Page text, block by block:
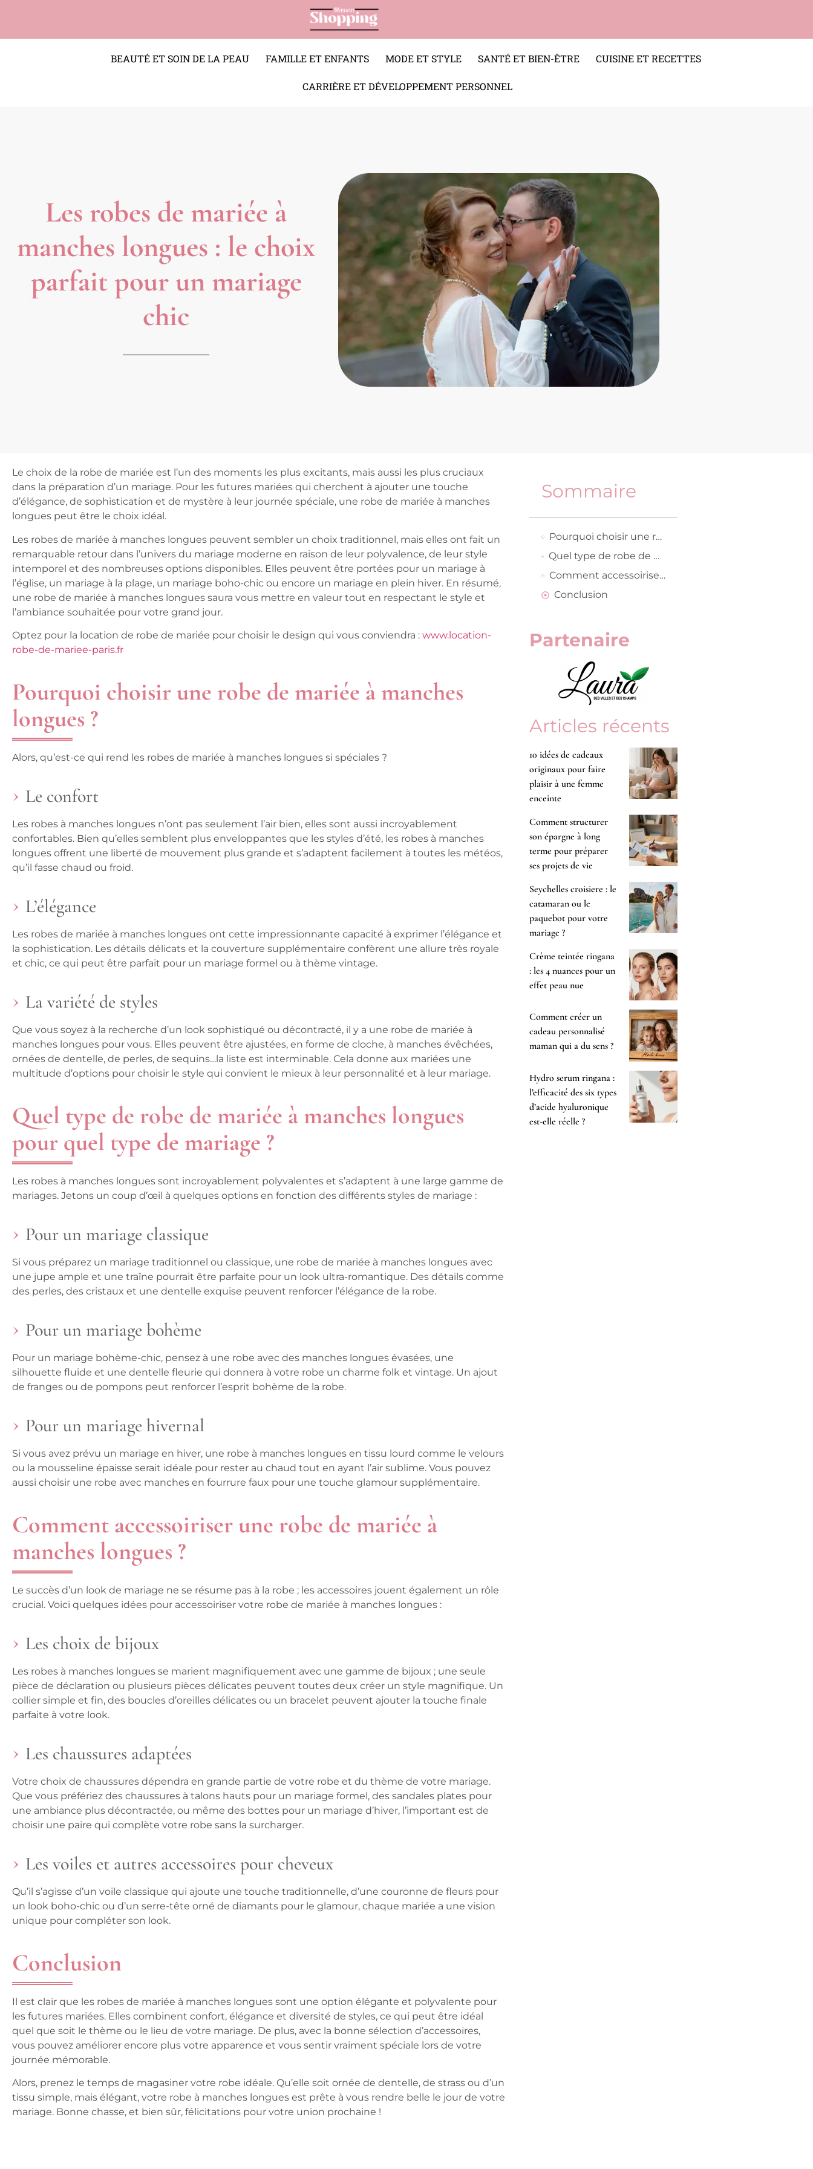
BEAUTÉ ET SOIN DE LA PEAU FAMILLE ET ENFANTS MODE ET STYLE SANTÉ ET BIEN-ÊTRE CUISINE ET RECETTES
CARRIÈRE ET DÉVELOPPEMENT PERSONNEL
Les robes de mariée à
manches longues : le choix
parfait pour un mariage
chic
Le choix de la robe de mariée est l’un des moments les plus excitants, mais aussi les plus cruciaux
dans la préparation d’un mariage. Pour les futures mariées qui cherchent à ajouter une touche
d’élégance, de sophistication et de mystère à leur journée spéciale, une robe de mariée à manches
longues peut être le choix idéal.
Les robes de mariée à manches longues peuvent sembler un choix traditionnel, mais elles ont fait un
remarquable retour dans l’univers du mariage moderne en raison de leur polyvalence, de leur style
intemporel et des nombreuses options disponibles. Elles peuvent être portées pour un mariage à
l’église, un mariage à la plage, un mariage boho-chic ou encore un mariage en plein hiver. En résumé,
une robe de mariée à manches longues saura vous mettre en valeur tout en respectant le style et
l’ambiance souhaitée pour votre grand jour.
Optez pour la location de robe de mariée pour choisir le design qui vous conviendra : www.location-
robe-de-mariee-paris.fr
Pourquoi choisir une robe de mariée à manches
longues ?
Alors, qu’est-ce qui rend les robes de mariée à manches longues si spéciales ?
Le confort
Les robes à manches longues n’ont pas seulement l’air bien, elles sont aussi incroyablement
confortables. Bien qu’elles semblent plus enveloppantes que les styles d’été, les robes à manches
longues offrent une liberté de mouvement plus grande et s’adaptent facilement à toutes les météos,
qu’il fasse chaud ou froid.
L’élégance
Les robes de mariée à manches longues ont cette impressionnante capacité à exprimer l’élégance et
la sophistication. Les détails délicats et la couverture supplémentaire confèrent une allure très royale
et chic, ce qui peut être parfait pour un mariage formel ou à thème vintage.
La variété de styles
Que vous soyez à la recherche d’un look sophistiqué ou décontracté, il y a une robe de mariée à
manches longues pour vous. Elles peuvent être ajustées, en forme de cloche, à manches évêchées,
ornées de dentelle, de perles, de sequins…la liste est interminable. Cela donne aux mariées une
multitude d’options pour choisir le style qui convient le mieux à leur personnalité et à leur mariage.
Quel type de robe de mariée à manches longues
pour quel type de mariage ?
Les robes à manches longues sont incroyablement polyvalentes et s’adaptent à une large gamme de
mariages. Jetons un coup d’œil à quelques options en fonction des différents styles de mariage :
Pour un mariage classique
Si vous préparez un mariage traditionnel ou classique, une robe de mariée à manches longues avec
une jupe ample et une traîne pourrait être parfaite pour un look ultra-romantique. Des détails comme
des perles, des cristaux et une dentelle exquise peuvent renforcer l’élégance de la robe.
Pour un mariage bohème
Pour un mariage bohème-chic, pensez à une robe avec des manches longues évasées, une
silhouette fluide et une dentelle fleurie qui donnera à votre robe un charme folk et vintage. Un ajout
de franges ou de pompons peut renforcer l’esprit bohème de la robe.
Pour un mariage hivernal
Si vous avez prévu un mariage en hiver, une robe à manches longues en tissu lourd comme le velours
ou la mousseline épaisse serait idéale pour rester au chaud tout en ayant l’air sublime. Vous pouvez
aussi choisir une robe avec manches en fourrure faux pour une touche glamour supplémentaire.
Comment accessoiriser une robe de mariée à
manches longues ?
Le succès d’un look de mariage ne se résume pas à la robe ; les accessoires jouent également un rôle
crucial. Voici quelques idées pour accessoiriser votre robe de mariée à manches longues :
Les choix de bijoux
Les robes à manches longues se marient magnifiquement avec une gamme de bijoux ; une seule
pièce de déclaration ou plusieurs pièces délicates peuvent toutes deux créer un style magnifique. Un
collier simple et fin, des boucles d’oreilles délicates ou un bracelet peuvent ajouter la touche finale
parfaite à votre look.
Les chaussures adaptées
Votre choix de chaussures dépendra en grande partie de votre robe et du thème de votre mariage.
Que vous préfériez des chaussures à talons hauts pour un mariage formel, des sandales plates pour
une ambiance plus décontractée, ou même des bottes pour un mariage d’hiver, l’important est de
choisir une paire qui complète votre robe sans la surcharger.
Les voiles et autres accessoires pour cheveux
Qu’il s’agisse d’un voile classique qui ajoute une touche traditionnelle, d’une couronne de fleurs pour
un look boho-chic ou d’un serre-tête orné de diamants pour le glamour, chaque mariée a une vision
unique pour compléter son look.
Conclusion
Il est clair que les robes de mariée à manches longues sont une option élégante et polyvalente pour
les futures mariées. Elles combinent confort, élégance et diversité de styles, ce qui peut être idéal
quel que soit le thème ou le lieu de votre mariage. De plus, avec la bonne sélection d’accessoires,
vous pouvez améliorer encore plus votre apparence et vous sentir vraiment spéciale lors de votre
journée mémorable.
Alors, prenez le temps de magasiner votre robe idéale. Qu’elle soit ornée de dentelle, de strass ou d’un
tissu simple, mais élégant, votre robe à manches longues est prête à vous rendre belle le jour de votre
mariage. Bonne chasse, et bien sûr, félicitations pour votre union prochaine !
Sommaire
Pourquoi choisir une robe de mariée à manches longues ?
Quel type de robe de mariée à manches longues pour quel type de mariage ?
Comment accessoiriser une robe de mariée à manches longues ?
Conclusion
Partenaire
Articles récents
10 idées de cadeaux
originaux pour faire
plaisir à une femme
enceinte
Comment structurer
son épargne à long
terme pour préparer
ses projets de vie
Seychelles croisiere : le
catamaran ou le
paquebot pour votre
mariage ?
Crème teintée ringana
: les 4 nuances pour un
effet peau nue
Comment créer un
cadeau personnalisé
maman qui a du sens ?
Hydro serum ringana :
l’efficacité des six types
d’acide hyaluronique
est-elle réelle ?